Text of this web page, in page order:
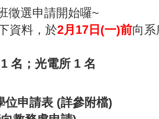
徵選申請開始囉~
資料，於2月17日(一)前向系
名；光電所 1 名
位申請表 (詳參附檔)